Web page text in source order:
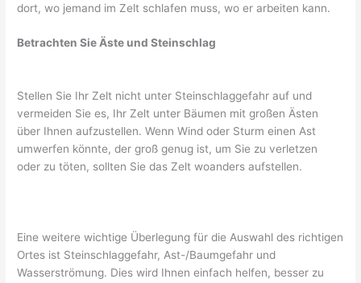
dort, wo jemand im Zelt schlafen muss, wo er arbeiten kann.
Betrachten Sie Äste und Steinschlag
Stellen Sie Ihr Zelt nicht unter Steinschlaggefahr auf und
vermeiden Sie es, Ihr Zelt unter Bäumen mit großen Ästen
über Ihnen aufzustellen. Wenn Wind oder Sturm einen Ast
umwerfen könnte, der groß genug ist, um Sie zu verletzen
oder zu töten, sollten Sie das Zelt woanders aufstellen.
Eine weitere wichtige Überlegung für die Auswahl des richtigen
Ortes ist Steinschlaggefahr, Ast-/Baumgefahr und
Wasserströmung. Dies wird Ihnen einfach helfen, besser zu